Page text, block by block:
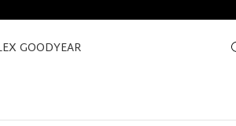
GOODYEAR
КОЖИ